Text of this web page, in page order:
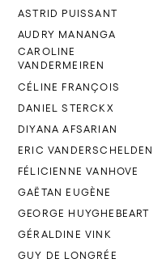
ASTRID PUISSANT
AUDRY MANANGA
CAROLINE
VANDERMEIREN
CÉLINE FRANÇOIS
DANIEL STERCKX
DIYANA AFSARIAN
ERIC VANDERSCHELDEN
FÉLICIENNE VANHOVE
GAËTAN EUGÈNE
GEORGE HUYGHEBEART
GÉRALDINE VINK
GUY DE LONGRÉE